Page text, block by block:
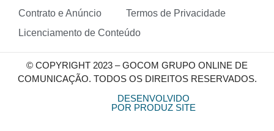
Contrato e Anúncio
Termos de Privacidade
Licenciamento de Conteúdo
© COPYRIGHT 2023 – GOCOM GRUPO ONLINE DE
COMUNICAÇÃO. TODOS OS DIREITOS RESERVADOS.
DESENVOLVIDO
POR PRODUZ SITE